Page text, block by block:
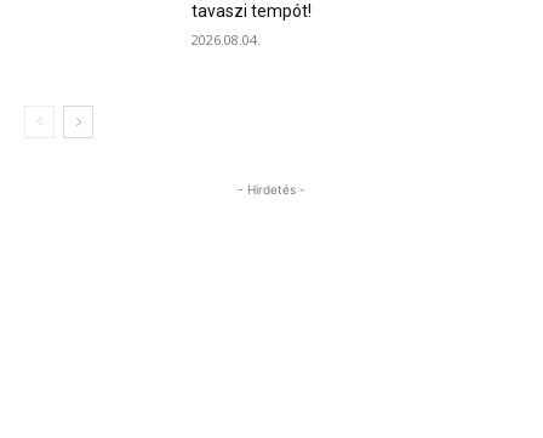
tavaszi tempót!
2026.08.04.
- Hirdetés -